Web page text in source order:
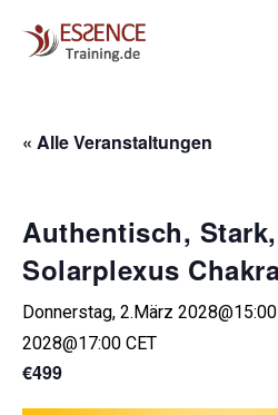
« Alle Veranstaltungen
Authentisch,
Solarplexus
Donnerstag, 2.März 2028@15:00
2028@17:00 CET
€499